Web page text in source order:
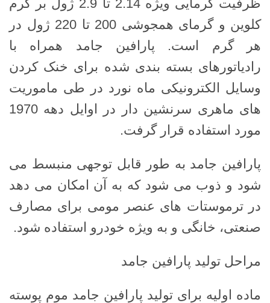
ظرفیت گرمایی ویژه 2.14 تا 2.9 ژول بر گرم
کلوین و گرمای همجوشی 200 تا 220 ژول در
هر گرم است. پارافین جامد همراه با
رادیاتورهای بسته بندی شده برای خنک کردن
وسایل الکترونیکی ماه نورد در طی ماموریت
های ماهری سرنشین دار در اوایل دهه 1970
مورد استفاده قرار گرفت.
پارافین جامد به طور قابل توجهی منبسط می
شود و ذوب می شود که به آن امکان می دهد
در ترموستات های عنصر مومی برای مصارف
صنعتی، خانگی و به ویژه خودرو استفاده شود.
مراحل تولید پارافین جامد
ماده اولیه برای تولید پارافین جامد موم پوسته